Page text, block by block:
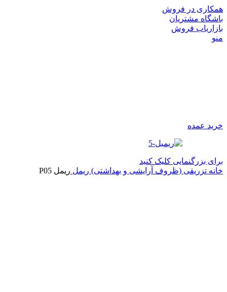
همکاری در فروش
باشگاه مشتریان
بازاریاب فروش
منو
خرید عمده
برای بزرگنمایی کلیک کنید
خانه تزریقی (ظروف آرایشی و بهداشتی) ریمل ریمل P05